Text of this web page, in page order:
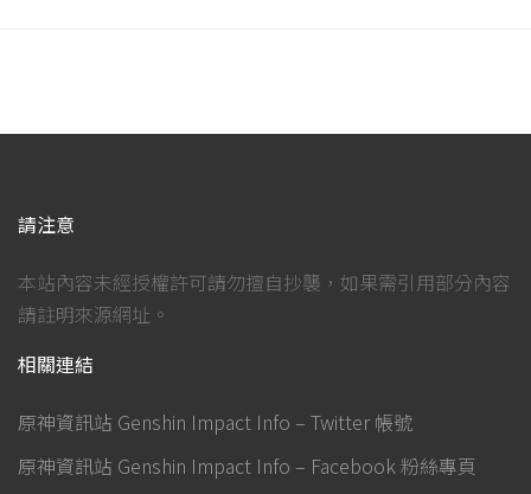
請注意
本站內容未經授權許可請勿擅自抄襲，如果需引用部分內容
請註明來源網址。
相關連結
原神資訊站 Genshin Impact Info – Twitter 帳號
原神資訊站 Genshin Impact Info – Facebook 粉絲專頁